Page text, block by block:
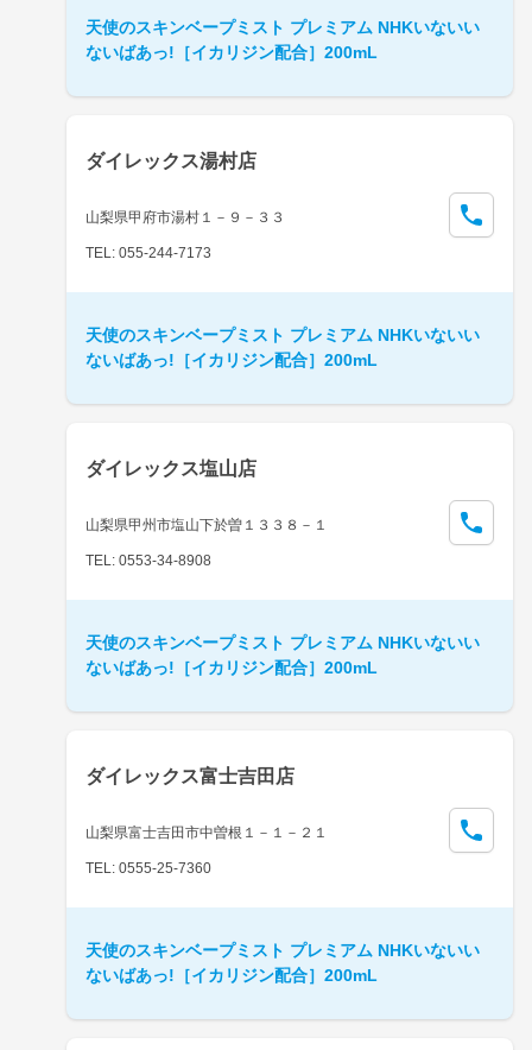
天使のスキンベープミスト プレミアム NHKいないい
ないばあっ!［イカリジン配合］200mL
ダイレックス湯村店
山梨県甲府市湯村１－９－３３
TEL: 055-244-7173
天使のスキンベープミスト プレミアム NHKいないい
ないばあっ!［イカリジン配合］200mL
ダイレックス塩山店
山梨県甲州市塩山下於曽１３３８－１
TEL: 0553-34-8908
天使のスキンベープミスト プレミアム NHKいないい
ないばあっ!［イカリジン配合］200mL
ダイレックス富士吉田店
山梨県富士吉田市中曽根１－１－２１
TEL: 0555-25-7360
天使のスキンベープミスト プレミアム NHKいないい
ないばあっ!［イカリジン配合］200mL